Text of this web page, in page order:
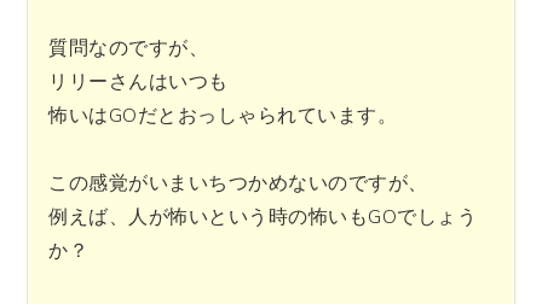
質問なのですが、
リリーさんはいつも
怖いはGOだとおっしゃられています。
この感覚がいまいちつかめないのですが、
例えば、人が怖いという時の怖いもGOでしょう
か？